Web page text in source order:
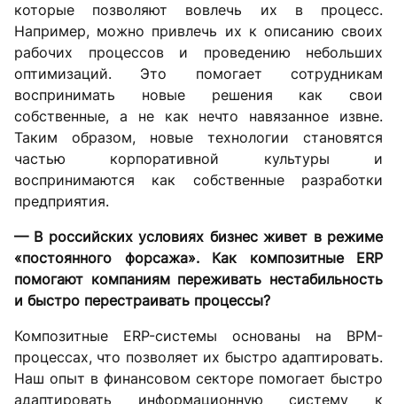
которые позволяют вовлечь их в процесс.
Например, можно привлечь их к описанию своих
рабочих процессов и проведению небольших
оптимизаций. Это помогает сотрудникам
воспринимать новые решения как свои
собственные, а не как нечто навязанное извне.
Таким образом, новые технологии становятся
частью корпоративной культуры и
воспринимаются как собственные разработки
предприятия.
— В российских условиях бизнес живет в режиме
«постоянного форсажа». Как композитные ERP
помогают компаниям переживать нестабильность
и быстро перестраивать процессы?
Композитные ERP-системы основаны на BPM-
процессах, что позволяет их быстро адаптировать.
Наш опыт в финансовом секторе помогает быстро
адаптировать информационную систему к